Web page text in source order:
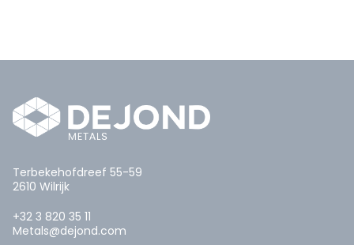
Terbekehofdreef 55-59
2610 Wilrijk
+32 3 820 35 11
Metals@dejond.com